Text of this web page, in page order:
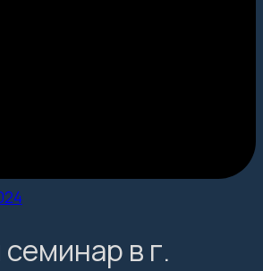
в г.